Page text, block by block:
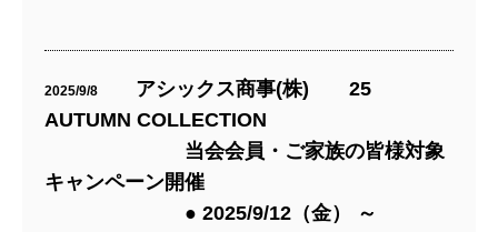
2025/9/8
アシックス商事(株) 25
AUTUMN COLLECTION
当会会員・ご家族の皆様対象
キャンペーン開催
● 2025/9/12（金） ～